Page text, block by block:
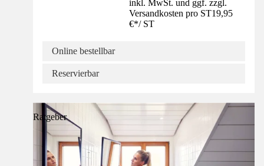
inkl. MwSt. und ggf. zzgl.
Versandkosten pro ST19,95
€*/ ST
Online bestellbar
Reservierbar
Ratgeber